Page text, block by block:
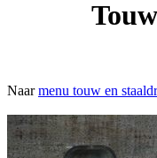
Naarmenu touw en